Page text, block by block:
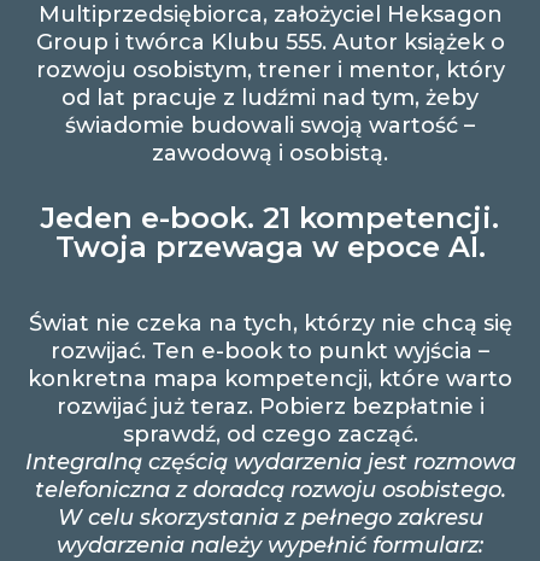
Multiprzedsiębiorca, założyciel Heksagon
Group i twórca Klubu 555. Autor książek o
rozwoju osobistym, trener i mentor, który
od lat pracuje z ludźmi nad tym, żeby
świadomie budowali swoją wartość –
zawodową i osobistą.
Jeden e-book. 21 kompetencji.
Twoja przewaga w epoce AI.
Świat nie czeka na tych, którzy nie chcą się
rozwijać. Ten e-book to punkt wyjścia –
konkretna mapa kompetencji, które warto
rozwijać już teraz. Pobierz bezpłatnie i
sprawdź, od czego zacząć.
Integralną częścią wydarzenia jest rozmowa
telefoniczna z doradcą rozwoju osobistego.
W celu skorzystania z pełnego zakresu
wydarzenia należy wypełnić formularz: